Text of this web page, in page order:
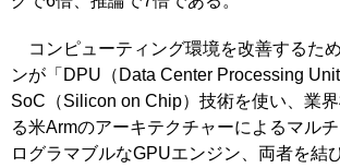
コンピューティング環境を改善するた
ンが「DPU（Data Center Processing Unit
SoC（Silicon on Chip）技術を使い、業
る米Armのアーキテクチャーによるマル
ログラマブルなGPUエンジン、両者を結